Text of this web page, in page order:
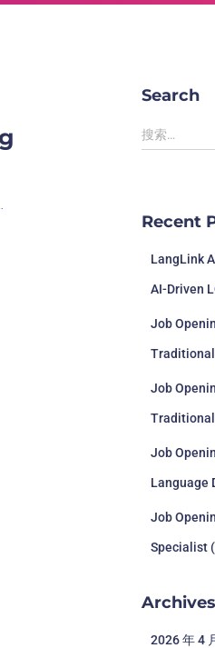
Search
搜索…
Recent
LangLink
AI-Driven
Job
Traditional
Job
Traditional
Job
Language
Job
Specialist
Archives
2026 年 4